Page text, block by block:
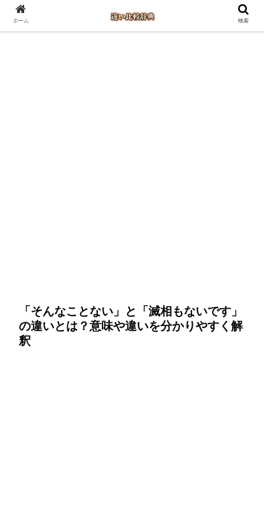
「そんなことない」と「滅相もないです」
の違いとは？意味や違いを分かりやすく解
釈
ホーム 検索